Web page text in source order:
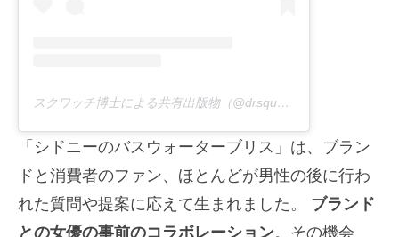
スクワッチ博士による共有出版物（@drsquatch）
「シドニーのバスウォーターブリス」は、ブラン
ドと消費者のファン、ほとんどが男性の後に行わ
れた質問や提案に応えて生まれました。
ブランド
との女優の事前のコラボレーション。その機会